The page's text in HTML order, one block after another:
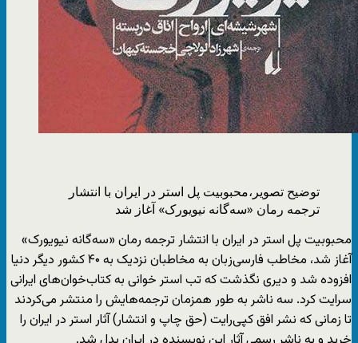
توضیح تصویر،محبوبیت پل استر در ایران با انتشار
ترجمه رمان «سه‌گانه نیویورک» آغاز شد
محبوبیت پل استر در ایران با انتشار ترجمه رمان «سه‌گانه نیویورک»
آغاز شد، مخاطب فارسی‌زبان به مخاطبان نزدیک به ۴۰ کشور دیگر دنیا
افزوده شد و دیری نگذشت که تب استر خوانی به کتاب‌خوان‌های ایرانی
سرایت کرد. سه ناشر به طور همزمان ترجمه‌هایش را منتشر می‌کردند
تا زمانی که نشر افق کپی‌رایت (حق چاپ و انتشار) آثار استر در ایران را